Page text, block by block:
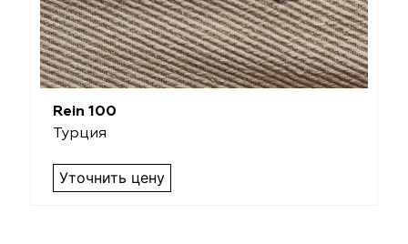
Rein 100
Турция
Уточнить цену